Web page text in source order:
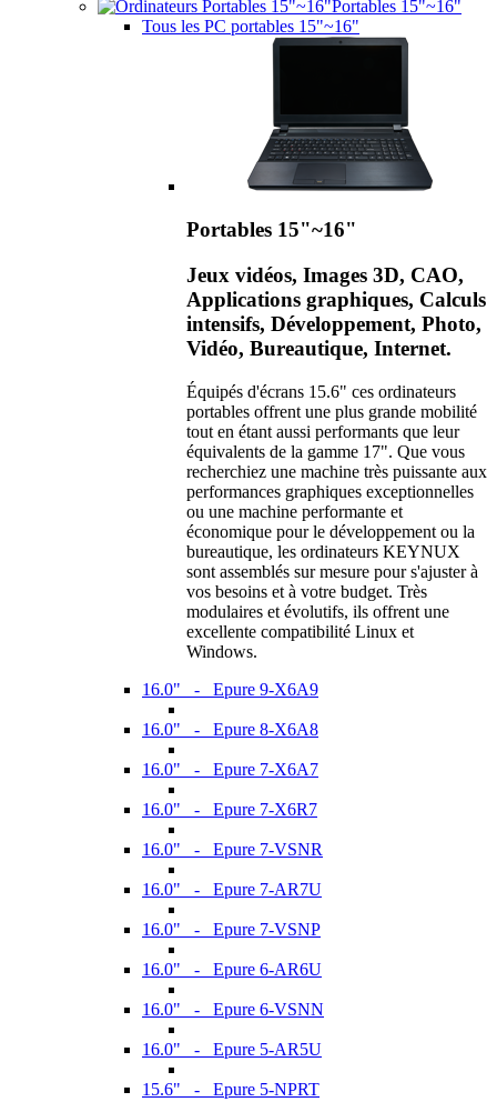
Portables 15"~16"
Tous les PC portables 15"~16"
Portables 15"~16"
Jeux vidéos, Images 3D, CAO,
Applications graphiques, Calculs
intensifs, Développement, Photo,
Vidéo, Bureautique, Internet.
Équipés d'écrans 15.6" ces ordinateurs
portables offrent une plus grande mobilité
tout en étant aussi performants que leur
équivalents de la gamme 17". Que vous
recherchiez une machine très puissante aux
performances graphiques exceptionnelles
ou une machine performante et
économique pour le développement ou la
bureautique, les ordinateurs KEYNUX
sont assemblés sur mesure pour s'ajuster à
vos besoins et à votre budget. Très
modulaires et évolutifs, ils offrent une
excellente compatibilité Linux et
Windows.
16.0" - Epure 9-X6A9
16.0" - Epure 8-X6A8
16.0" - Epure 7-X6A7
16.0" - Epure 7-X6R7
16.0" - Epure 7-VSNR
16.0" - Epure 7-AR7U
16.0" - Epure 7-VSNP
16.0" - Epure 6-AR6U
16.0" - Epure 6-VSNN
16.0" - Epure 5-AR5U
15.6" - Epure 5-NPRT